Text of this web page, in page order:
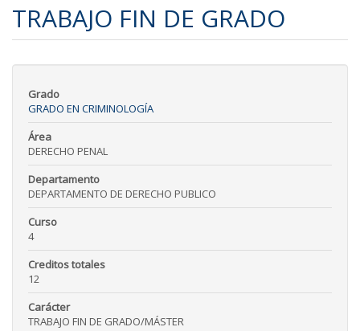
TRABAJO FIN DE GRADO
Grado
GRADO EN CRIMINOLOGÍA
Área
DERECHO PENAL
Departamento
DEPARTAMENTO DE DERECHO PUBLICO
Curso
4
Creditos totales
12
Carácter
TRABAJO FIN DE GRADO/MÁSTER